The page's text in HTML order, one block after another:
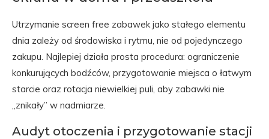
Utrzymanie screen free zabawek jako stałego elementu
dnia zależy od środowiska i rytmu, nie od pojedynczego
zakupu. Najlepiej działa prosta procedura: ograniczenie
konkurujących bodźców, przygotowanie miejsca o łatwym
starcie oraz rotacja niewielkiej puli, aby zabawki nie
„znikały” w nadmiarze.
Audyt otoczenia i przygotowanie stacji